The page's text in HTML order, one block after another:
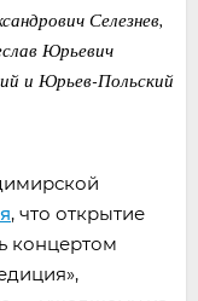
Селезнев,
Юрьевич
и Юрьев-Польский
, что открытие
концертом